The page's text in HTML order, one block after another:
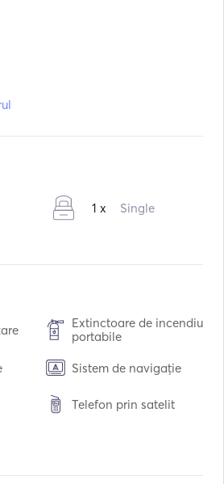
1 x Single
Extinctoare de incendiu
portabile
Sistem de navigație
Telefon prin satelit